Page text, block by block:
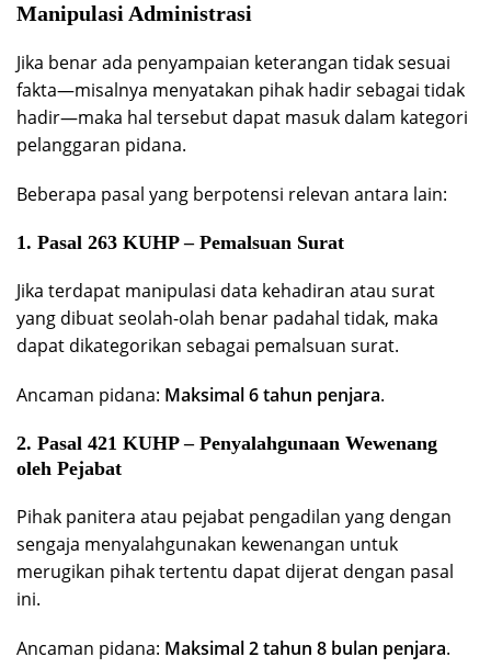
Manipulasi Administrasi
Jika benar ada penyampaian keterangan tidak sesuai
fakta—misalnya menyatakan pihak hadir sebagai tidak
hadir—maka hal tersebut dapat masuk dalam kategori
pelanggaran pidana.
Beberapa pasal yang berpotensi relevan antara lain:
1. Pasal 263 KUHP – Pemalsuan Surat
Jika terdapat manipulasi data kehadiran atau surat
yang dibuat seolah-olah benar padahal tidak, maka
dapat dikategorikan sebagai pemalsuan surat.
Ancaman pidana: Maksimal 6 tahun penjara.
2. Pasal 421 KUHP – Penyalahgunaan Wewenang
oleh Pejabat
Pihak panitera atau pejabat pengadilan yang dengan
sengaja menyalahgunakan kewenangan untuk
merugikan pihak tertentu dapat dijerat dengan pasal
ini.
Ancaman pidana: Maksimal 2 tahun 8 bulan penjara.